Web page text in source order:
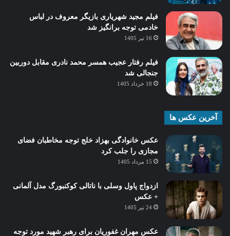
فیلم مجید شهریاری بازیگر معروف در لباس
خادمی توجه برانگیز شد
16 تیر 1405
فیلم رفتار عجیب همسر محمد نادری مقابل دوربین
جنجالی شد
18 خرداد 1405
آخرین عکس ها
عکس خانوادگی بهزاد خلج توجه مخاطبان فضای
مجازی را جلب کرد
15 مرداد 1405
ازدواج پاول وسلی با ناتالی کوکنبورگ مدل آلمانی
+ عکس
24 تیر 1405
عکس مهران غفوریان برای رهبر شهید مورد توجه